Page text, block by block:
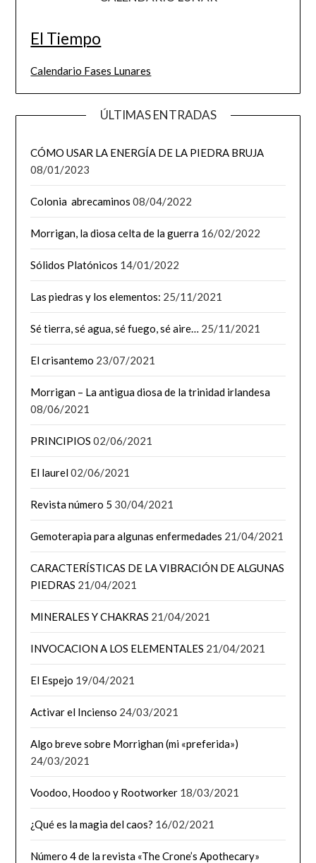
El Tiempo
Calendario Fases Lunares
ÚLTIMAS ENTRADAS
CÓMO USAR LA ENERGÍA DE LA PIEDRA BRUJA
08/01/2023
Colonia abrecaminos 08/04/2022
Morrigan, la diosa celta de la guerra 16/02/2022
Sólidos Platónicos 14/01/2022
Las piedras y los elementos: 25/11/2021
Sé tierra, sé agua, sé fuego, sé aire… 25/11/2021
El crisantemo 23/07/2021
Morrigan – La antigua diosa de la trinidad irlandesa
08/06/2021
PRINCIPIOS 02/06/2021
El laurel02/06/2021
Revista número 5 30/04/2021
Gemoterapia para algunas enfermedades 21/04/2021
CARACTERÍSTICAS DE LA VIBRACIÓN DE ALGUNAS
PIEDRAS 21/04/2021
MINERALES Y CHAKRAS 21/04/2021
INVOCACION A LOS ELEMENTALES 21/04/2021
El Espejo 19/04/2021
Activar el Incienso 24/03/2021
Algo breve sobre Morrighan (mi «preferida»)
24/03/2021
Voodoo, Hoodoo y Rootworker 18/03/2021
¿Qué es la magia del caos? 16/02/2021
Número 4 de la revista «The Crone’s Apothecary»